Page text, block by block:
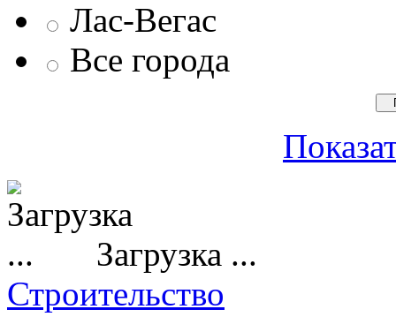
Лас-Вегас
Все города
Загрузка ...
Строительство